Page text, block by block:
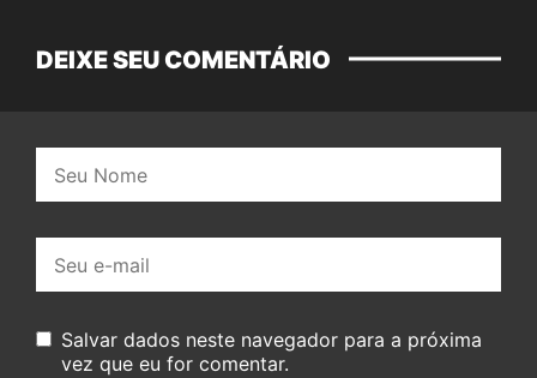
DEIXE SEU COMENTÁRIO
mail:
Salvar dados neste navegador para a próxima
vez que eu for comentar.